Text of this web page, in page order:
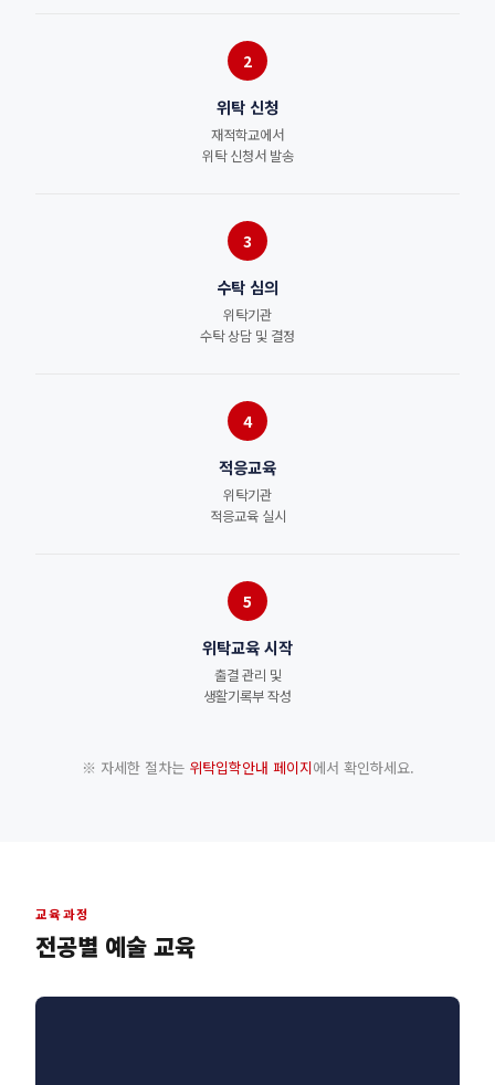
2
위탁 신청
재적학교에서
위탁 신청서 발송
3
수탁 심의
위탁기관
수탁 상담 및 결정
4
적응교육
위탁기관
적응교육 실시
5
위탁교육 시작
출결 관리 및
생활기록부 작성
※ 자세한 절차는 위탁입학안내 페이지에서 확인하세요.
교육과정
전공별 예술 교육